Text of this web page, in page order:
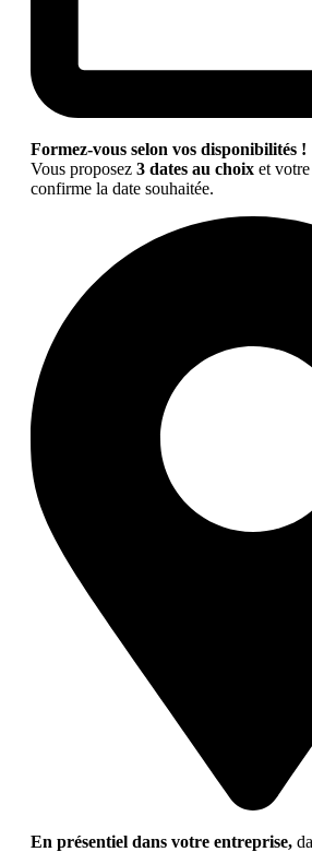
Formez-vous selon vos disponibilités !
Vous proposez 3 dates au choix et
confirme la date souhaitée.
En présentiel dans votre entreprise,